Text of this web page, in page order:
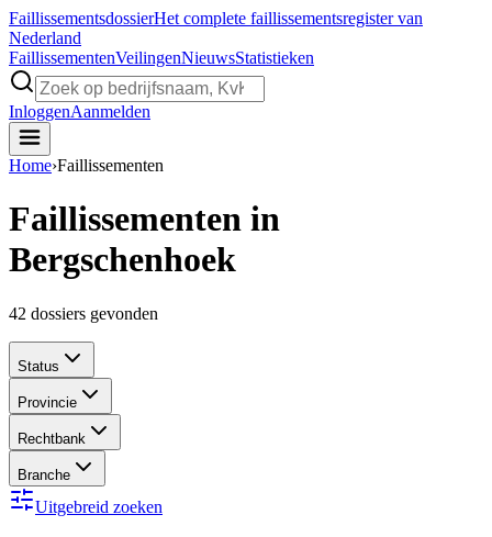
FaillissementsdossierHet complete faillissementsregister van
Nederland
FaillissementenVeilingenNieuwsStatistieken
InloggenAanmelden
Home›Faillissementen
Faillissementen in
Bergschenhoek
42 dossiers gevonden
Status
Provincie
Rechtbank
Branche
Uitgebreid zoeken